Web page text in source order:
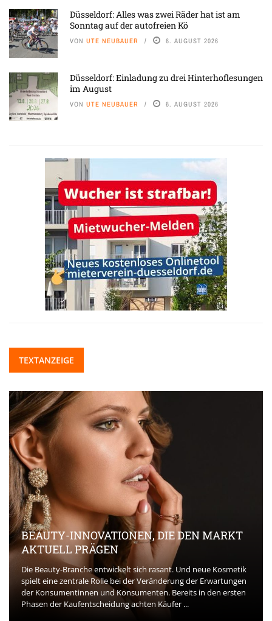
Düsseldorf: Alles was zwei Räder hat ist am
Sonntag auf der autofreien Kö
VON UTE NEUBAUER 6. AUGUST 2026
Düsseldorf: Einladung zu drei Hinterhoflesungen
im August
VON UTE NEUBAUER 6. AUGUST 2026
TEXTANZEIGE
BEAUTY-INNOVATIONEN, DIE DEN MARKT
AKTUELL PRÄGEN
Die Beauty-Branche entwickelt sich rasant. Und neue Kosmetik
spielt eine zentrale Rolle bei der Veränderung der Erwartungen
der Konsumentinnen und Konsumenten. Bereits in den ersten
Phasen der Kaufentscheidung achten Käufer ...